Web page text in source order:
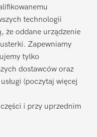
technologii
że oddane urządzenie
Zapewniamy
tylko
dostawców oraz
(poczytaj więcej
i przy uprzednim